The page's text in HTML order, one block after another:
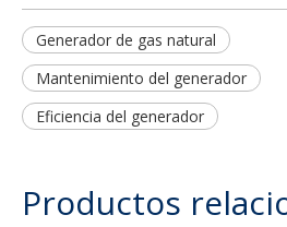
Generador de gas natural
Mantenimiento del generador
Eficiencia del generador
Productos